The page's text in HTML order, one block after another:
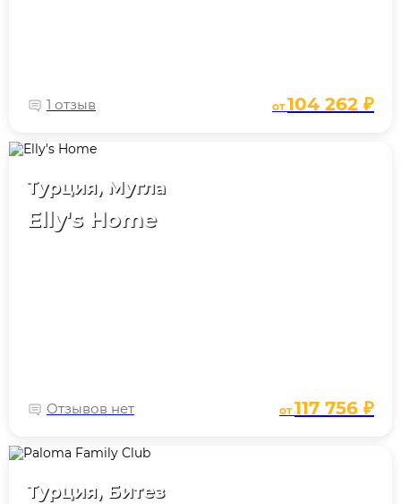
1 отзыв от104 262 ₽
Турция, Мугла
Elly's Home
Отзывов нет от117 756 ₽
Турция, Битез